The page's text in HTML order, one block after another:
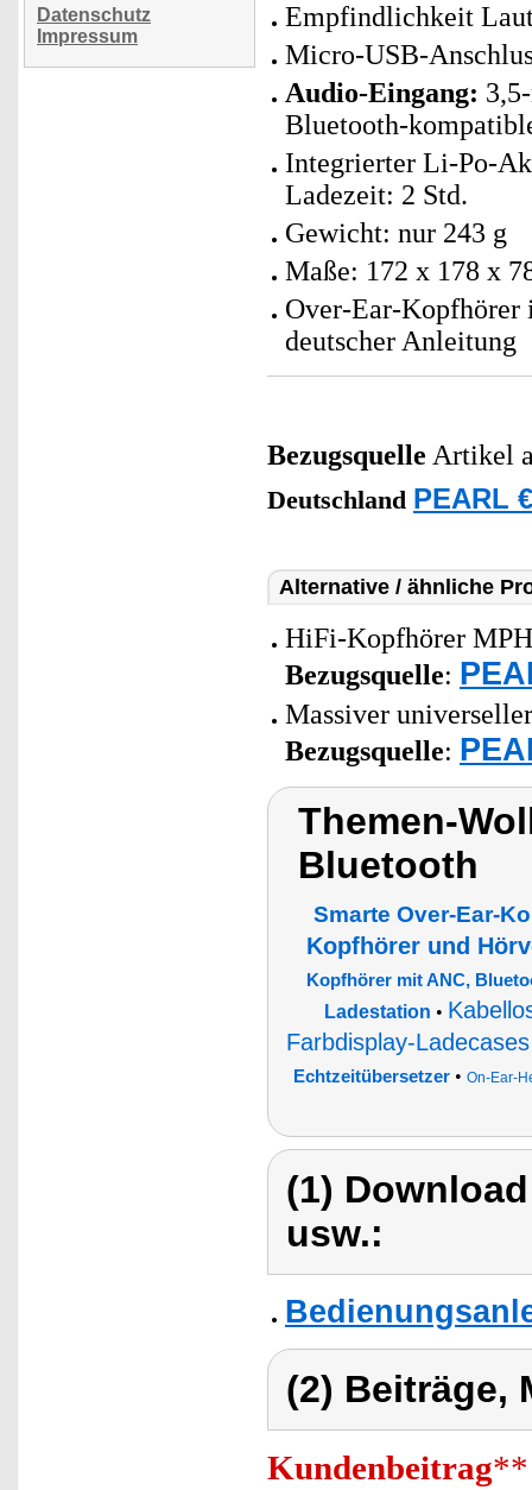
Datenschutz
Impressum
Empfindlichkeit
Micro-USB-
Audio-Eingang:
Bluetooth-
Integrierter Li-Po-
Ladezeit: 2 Std.
Gewicht: nur 243 g
Maße: 172 x 178 x
Over-Ear-
deutscher Anleitung
Bezugsquelle Artikel
Deutschland PEARL
Alternative / ähnliche
HiFi-Kopfhörer
Bezugsquelle:
Massiver
Bezugsquelle:
Themen-
Bluetooth
Smarte Over-Ear-
Kopfhörer und
Kopfhörer mit ANC,
Ladestation •
Farbdisplay-Ladecases
Echtzeitübersetzer• On-Ear-
(1)
usw.:
(2) Beiträge,
Kundenbeitrag**